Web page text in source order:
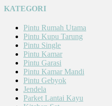
KATEGORI
Pintu Rumah Utama
Pintu Kupu Tarung
Pintu Single
Pintu Kamar
Pintu Garasi
Pintu Kamar Mandi
Pintu Gebyok
Jendela
Parket Lantai Kayu